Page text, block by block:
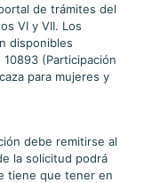
de trámites del
VI y VII. Los
disponibles
(Participación
para mujeres y
debe remitirse al
la solicitud podrá
tiene que tener en